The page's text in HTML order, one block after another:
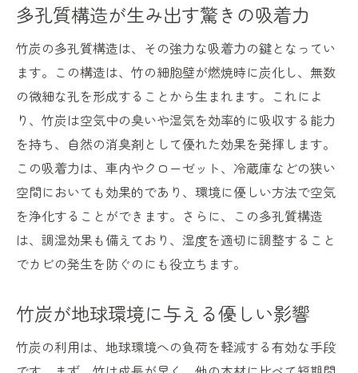
多孔質構造が生み出す驚きの吸着力
竹炭の多孔質構造は、その強力な吸着力の鍵となってい
ます。この構造は、竹の細胞壁が燃焼時に炭化し、無数
の微細な孔を形成することから生まれます。これによ
り、竹炭は空気中の臭いや湿気を効率的に吸収する能力
を持ち、自然の消臭剤として優れた効果を発揮します。
この吸着力は、車内やクローゼット、冷蔵庫などの狭い
空間においても効果的であり、環境に優しい方法で空気
を浄化することができます。さらに、この多孔質構造
は、調湿効果も備えており、湿度を適切に調整すること
でカビの発生を防ぐのにも役立ちます。
竹炭が地球環境に与える優しい影響
竹炭の利用は、地球環境への負荷を軽減する有効な手段